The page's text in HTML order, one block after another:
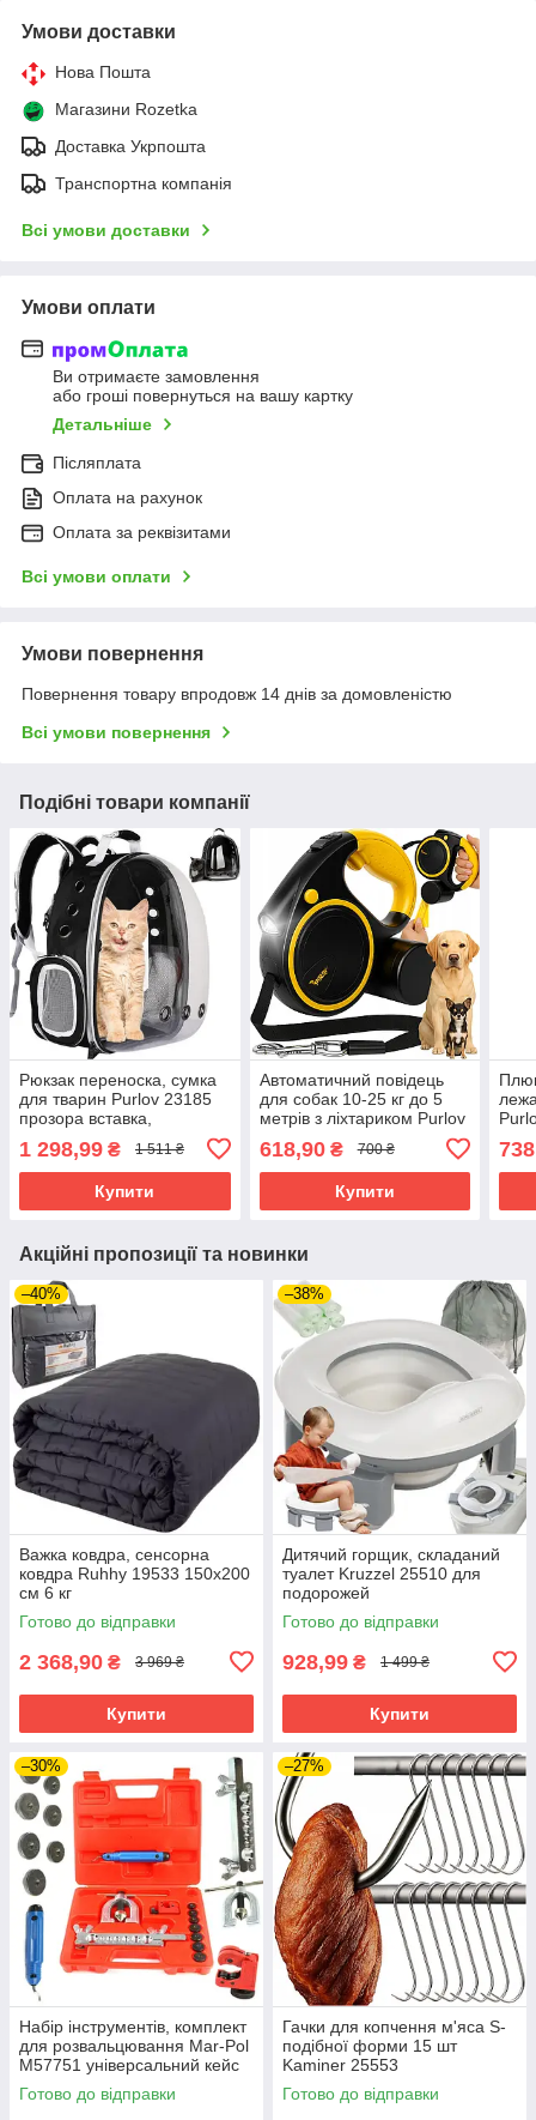
Умови доставки
Нова Пошта
Магазини Rozetka
Доставка Укрпошта
Транспортна компанія
Всі умови доставки
Умови оплати
Ви отримаєте замовлення
або гроші повернуться на вашу картку
Детальніше
Післяплата
Оплата на рахунок
Оплата за реквізитами
Всі умови оплати
Умови повернення
Повернення товару впродовж 14 днів за домовленістю
Всі умови повернення
Подібні товари компанії
Рюкзак переноска, сумка
для тварин Purlov 23185
прозора вставка,
1 298,99 ₴ 1 511 ₴
Купити
Автоматичний повідець
для собак 10-25 кг до 5
метрів з ліхтариком Purlov
618,90₴ 700 ₴
Купити
Акційні пропозиції та новинки
–40%
Важка ковдра, сенсорна
ковдра Ruhhy 19533 150х200
см 6 кг
Готово до відправки
2 368,90 ₴ 3 969 ₴
Купити
–38%
Дитячий горщик, складаний
туалет Kruzzel 25510 для
подорожей
Готово до відправки
928,99 ₴ 1 499 ₴
Купити
–30%
Набір інструментів, комплект
для розвальцювання Mar-Pol
M57751 універсальний кейс
Готово до відправки
–27%
Гачки для копчення м'яса S-
подібної форми 15 шт
Kaminer 25553
Готово до відправки